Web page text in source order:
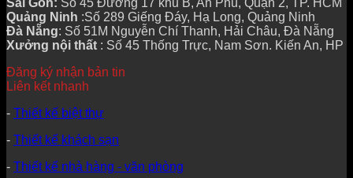
Quảng Ninh :Số 289 Giếng Đáy, Hạ Long, Quảng Ninh
Đà Nẵng: Số 51M Nguyễn Chí Thanh, Hải Châu, Đà Nẵng
Xưởng nội thất : Số 45 Thống Trực, Nam Sơn. Kiến An, HP
Đăng ký nhận bản tin
Liên kết nhanh
- Thiết kế biệt thự
- Thiết kế khách sạn
- Thiết kế nhà hàng - văn phòng